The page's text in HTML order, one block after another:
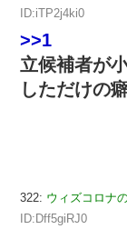
ID:iTP2j4ki0
>>1
立候補者が
しただけの
322: ウィズコロナ
ID:Dff5giRJ0